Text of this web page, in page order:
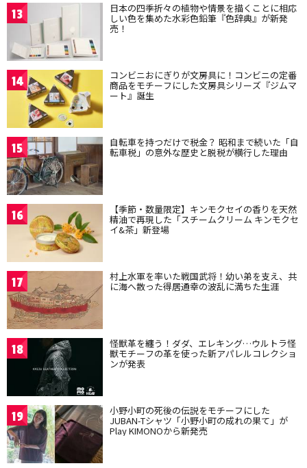
13 日本の四季折々の植物や情景を描くことに相応
しい色を集めた水彩色鉛筆『色辞典』が新発
売！
14 コンビニおにぎりが文房具に！コンビニの定番
商品をモチーフにした文房具シリーズ『ジムマ
ート』誕生
15 自転車を持つだけで税金？ 昭和まで続いた「自
転車税」の意外な歴史と脱税が横行した理由
16 【季節・数量限定】キンモクセイの香りを天然
精油で再現した「スチームクリーム キンモクセ
イ&茶」新登場
17 村上水軍を率いた戦国武将！幼い弟を支え、共
に海へ散った得居通幸の波乱に満ちた生涯
18 怪獣革を纏う！ダダ、エレキング…ウルトラ怪
獣モチーフの革を使った新アパレルコレクショ
ンが発表
19 小野小町の死後の伝説をモチーフにした
JUBAN-Tシャツ「小野小町の成れの果て」が
Play KIMONOから新発売